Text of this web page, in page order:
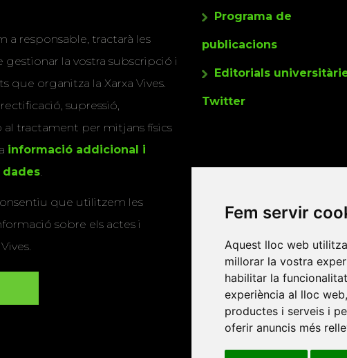
Fem servir
Aquest lloc web
millorar la vostra
habilitar la
experiència al lloc web,
productes i serveis i
oferir anuncis més
a responsable, tractarà les
la vostra subscripció i
que organitza la Xarxa Vives.
supressió,
tractament per mitjans físics
informació addicional i
.
que utilitzem les
sobre els actes i
Programa de
publicacions
Editorials
Twitter